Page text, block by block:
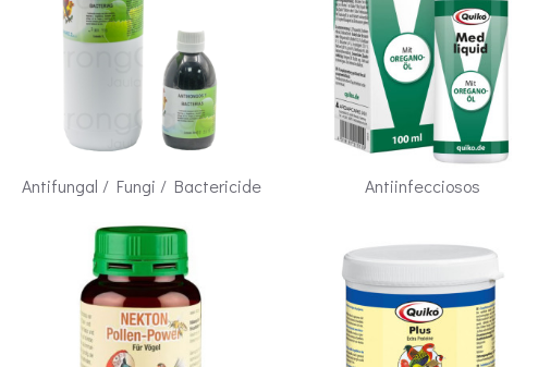
Antifungal / Fungi / Bactericide Antiinfecciosos